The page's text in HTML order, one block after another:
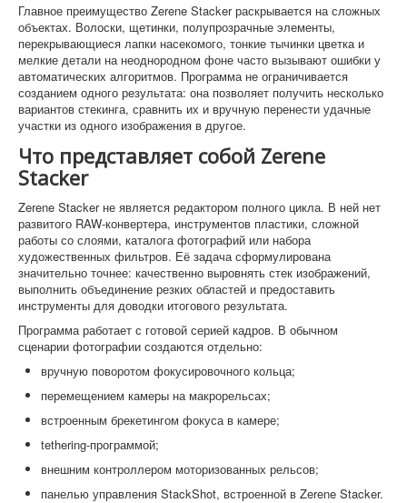
Главное преимущество Zerene Stacker раскрывается на сложных
объектах. Волоски, щетинки, полупрозрачные элементы,
перекрывающиеся лапки насекомого, тонкие тычинки цветка и
мелкие детали на неоднородном фоне часто вызывают ошибки у
автоматических алгоритмов. Программа не ограничивается
созданием одного результата: она позволяет получить несколько
вариантов стекинга, сравнить их и вручную перенести удачные
участки из одного изображения в другое.
Что представляет собой Zerene
Stacker
Zerene Stacker не является редактором полного цикла. В ней нет
развитого RAW-конвертера, инструментов пластики, сложной
работы со слоями, каталога фотографий или набора
художественных фильтров. Её задача сформулирована
значительно точнее: качественно выровнять стек изображений,
выполнить объединение резких областей и предоставить
инструменты для доводки итогового результата.
Программа работает с готовой серией кадров. В обычном
сценарии фотографии создаются отдельно:
вручную поворотом фокусировочного кольца;
перемещением камеры на макрорельсах;
встроенным брекетингом фокуса в камере;
tethering-программой;
внешним контроллером моторизованных рельсов;
панелью управления StackShot, встроенной в Zerene Stacker.